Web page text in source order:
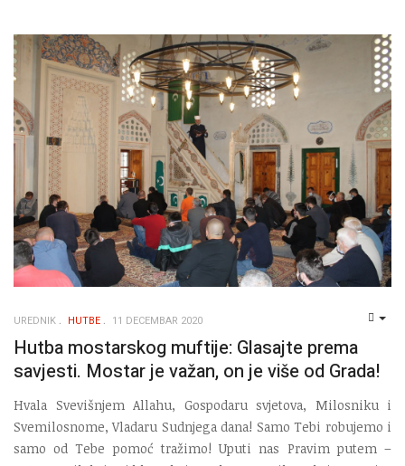
UREDNIK HUTBE 11 DECEMBAR 2020
Hutba mostarskog muftije: Glasajte prema
savjesti. Mostar je važan, on je više od Grada!
Hvala Svevišnjem Allahu, Gospodaru svjetova, Milosniku i
Svemilosnome, Vladaru Sudnjega dana! Samo Tebi robujemo i
samo od Tebe pomoć tražimo! Uputi nas Pravim putem –